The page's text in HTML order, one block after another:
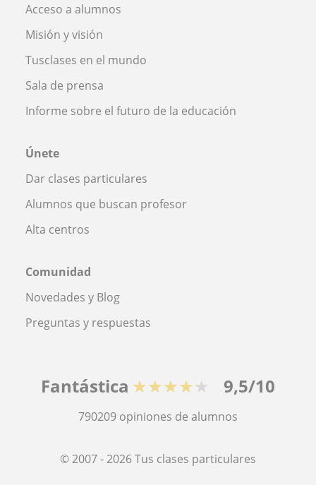
Acceso a alumnos
Misión y visión
Tusclases en el mundo
Sala de prensa
Informe sobre el futuro de la educación
Únete
Dar clases particulares
Alumnos que buscan profesor
Alta centros
Comunidad
Novedades y Blog
Preguntas y respuestas
Fantástica ★★★★★ 9,5/10
790209 opiniones de alumnos
© 2007 - 2026 Tus clases particulares